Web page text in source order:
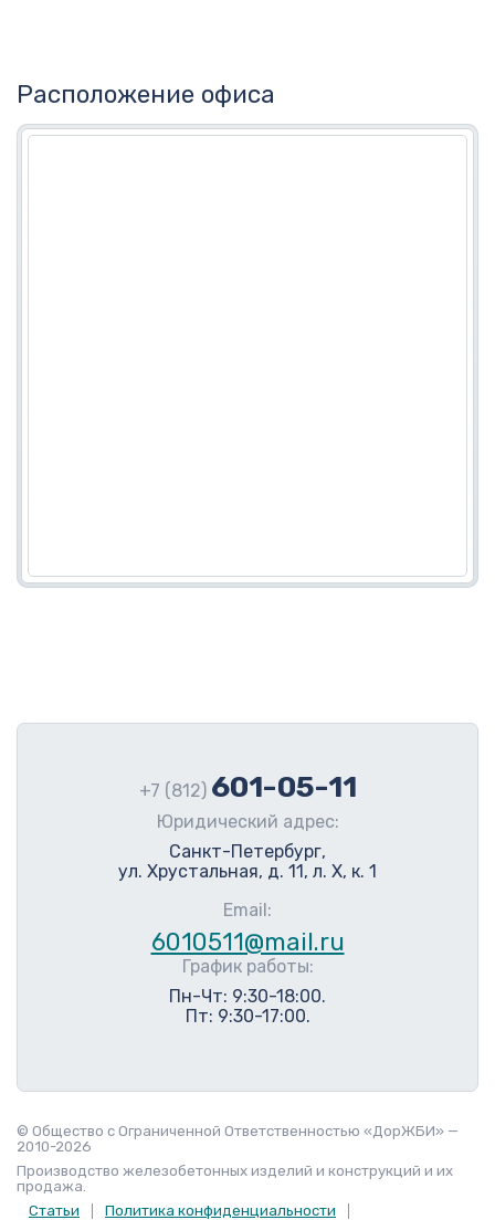
Расположение офиса
+7 (812) 601-05-11
Юридический адрес:
Санкт-Петербург,
ул. Хрустальная, д. 11, л. Х, к. 1
Email:
6010511@mail.ru
График работы:
Пн-Чт: 9:30-18:00.
Пт: 9:30-17:00.
© Общество с Ограниченной Ответственностью «ДорЖБИ» —
2010-2026
Производство железобетонных изделий и конструкций и их
продажа.
Статьи
Политика конфиденциальности